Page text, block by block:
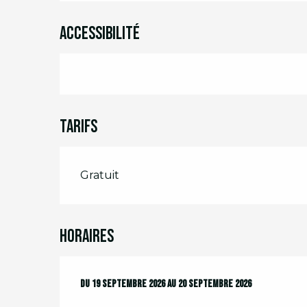
Accessibilité
Tarifs
Gratuit
Horaires
Du 19 septembre 2026au 20 septembre 2026
Du 19 septembre 2026au 20 septembre 2026